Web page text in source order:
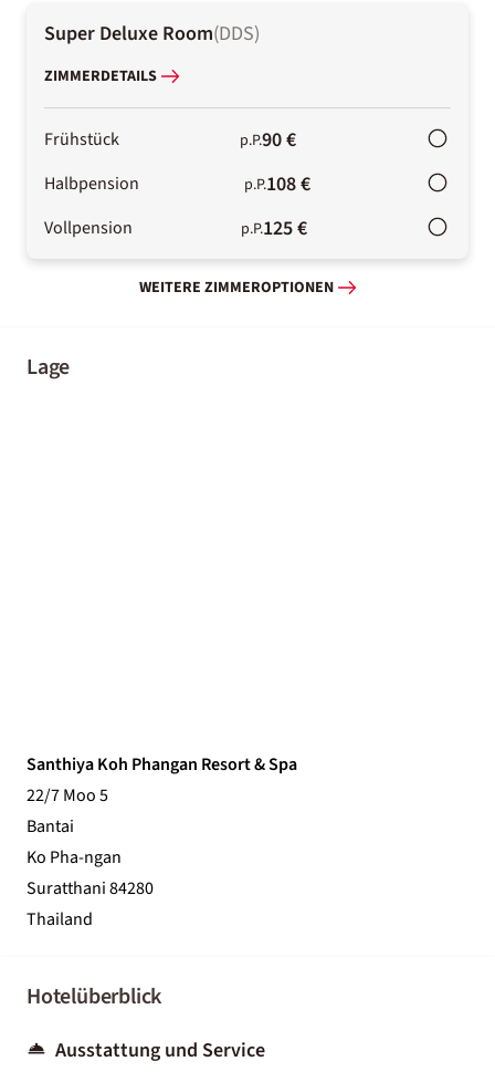
Super Deluxe Room(DDS)
ZIMMERDETAILS
Frühstück p.P.90 €
Halbpension p.P.108 €
Vollpension p.P.125 €
WEITERE ZIMMEROPTIONEN
Lage
Santhiya Koh Phangan Resort & Spa
22/7 Moo 5
Bantai
Ko Pha-ngan
Suratthani 84280
Thailand
Hotelüberblick
Ausstattung und Service